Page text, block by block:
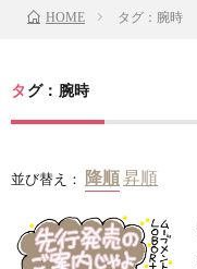
HOME タグ：腕時
タグ：腕時
並び替え：